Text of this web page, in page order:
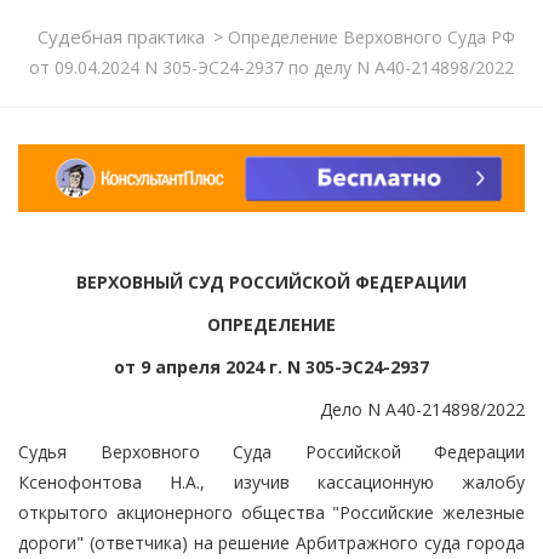
Судебная практика >Определение Верховного Суда РФ
от 09.04.2024 N 305-ЭС24-2937 по делу N А40-214898/2022
ВЕРХОВНЫЙ СУД РОССИЙСКОЙ ФЕДЕРАЦИИ
ОПРЕДЕЛЕНИЕ
от 9 апреля 2024 г. N 305-ЭС24-2937
Дело N А40-214898/2022
Судья Верховного Суда Российской Федерации
Ксенофонтова Н.А., изучив кассационную жалобу
открытого акционерного общества "Российские железные
дороги" (ответчика) на решение Арбитражного суда города